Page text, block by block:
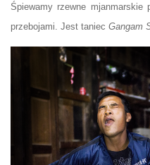
Śpiewamy rzewne mjanmarskie
przebojami. Jest taniec Gangam